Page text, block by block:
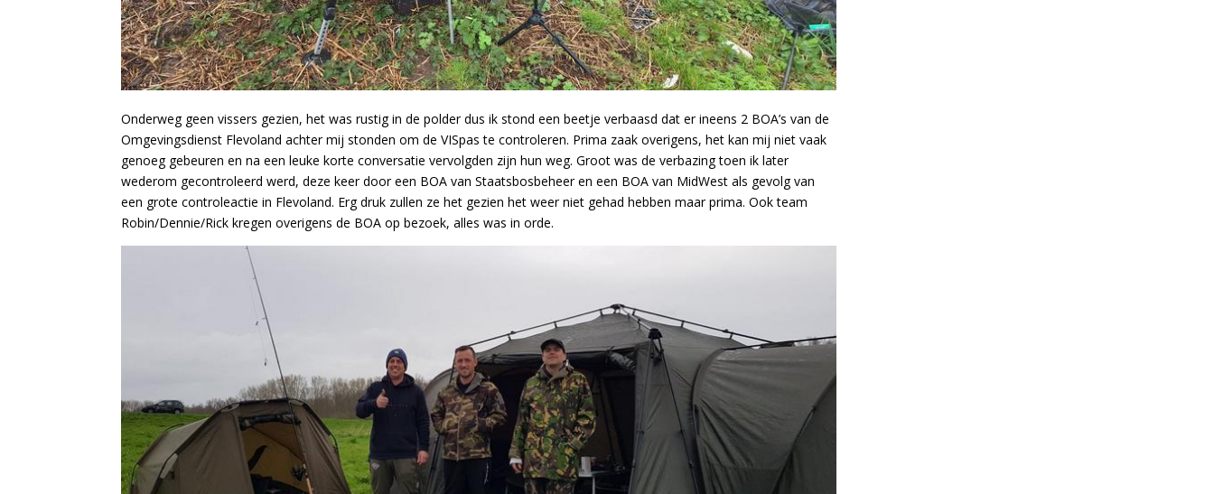
Onderweg geen vissers gezien, het was rustig in de polder dus ik stond een beetje verbaasd dat er ineens 2 BOA’s van de
Omgevingsdienst Flevoland achter mij stonden om de VISpas te controleren. Prima zaak overigens, het kan mij niet vaak
genoeg gebeuren en na een leuke korte conversatie vervolgden zijn hun weg. Groot was de verbazing toen ik later
wederom gecontroleerd werd, deze keer door een BOA van Staatsbosbeheer en een BOA van MidWest als gevolg van
een grote controleactie in Flevoland. Erg druk zullen ze het gezien het weer niet gehad hebben maar prima. Ook team
Robin/Dennie/Rick kregen overigens de BOA op bezoek, alles was in orde.